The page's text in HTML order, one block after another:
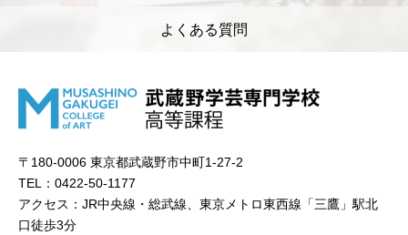
よくある質問
〒180-0006 東京都武蔵野市中町1-27-2
TEL：0422-50-1177
アクセス：JR中央線・総武線、東京メトロ東西線「三鷹」駅北
口徒歩3分